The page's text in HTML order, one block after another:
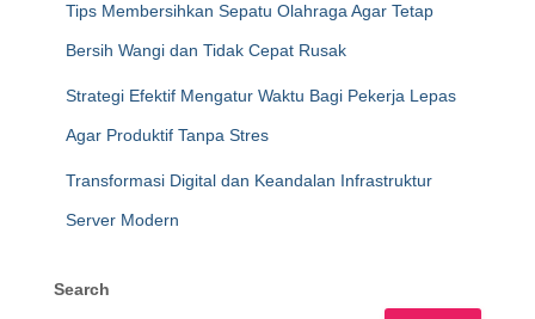
Tips Membersihkan Sepatu Olahraga Agar Tetap
Bersih Wangi dan Tidak Cepat Rusak
Strategi Efektif Mengatur Waktu Bagi Pekerja Lepas
Agar Produktif Tanpa Stres
Transformasi Digital dan Keandalan Infrastruktur
Server Modern
Search